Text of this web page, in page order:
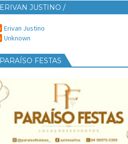
ERIVAN JUSTINO /
Erivan Justino
Unknown
PARAÍSO FESTAS